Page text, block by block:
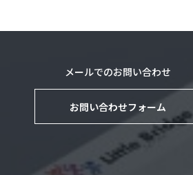
メールでのお問い合わせ
お問い合わせフォーム